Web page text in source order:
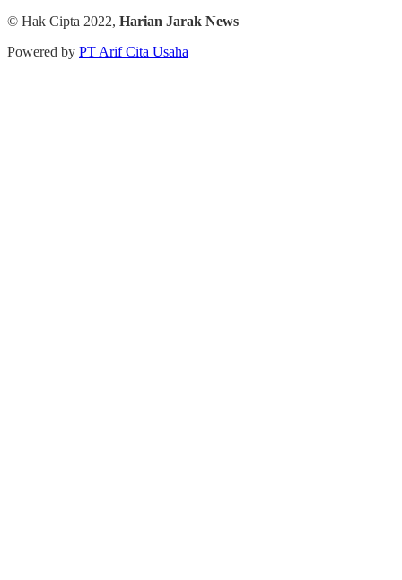
© Hak Cipta 2022, Harian Jarak News
Powered by PT Arif Cita Usaha